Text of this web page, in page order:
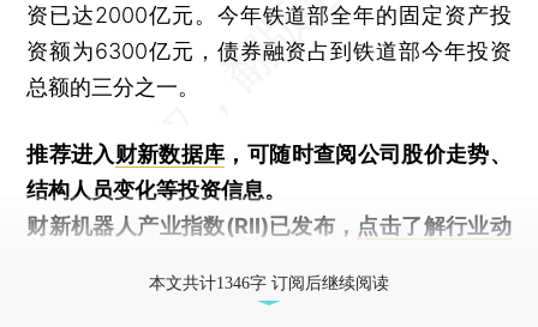
资已达2000亿元。今年铁道部全年的固定资产投
资额为6300亿元，债券融资占到铁道部今年投资
总额的三分之一。
推荐进入财新数据库 ，可随时查阅公司股价走势、
结构人员变化等投资信息。
财新机器人产业指数(RII)已发布， 点击了解行业动
本文共计1346字 订阅后继续阅读